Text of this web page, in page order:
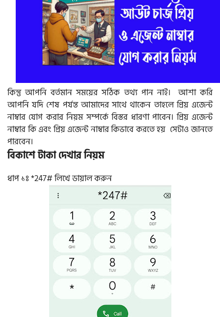
কিন্তু আপনি বর্তমান সময়ের সঠিক তথ্য পান নাই। আশা করি
আপনি যদি শেষ পর্যন্ত আমাদের সাথে থাকেন তাহলে প্রিয় এজেন্ট
নাম্বার যোগ করার নিয়ম সম্পর্কে বিস্তর ধারণা পাবেন। প্রিয় এজেন্ট
নাম্বার কি এবং প্রিয় এজেন্ট নাম্বার কিভাবে করতে হয় সেটাও জানতে
পারবেন।
বিকাশে টাকা দেখার নিয়ম
ধাপ ১ঃ *247# লিখে ডায়াল করুন